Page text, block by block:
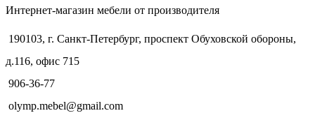
Интернет-магазин мебели от производителя
190103, г. Санкт-Петербург, проспект Обуховской обороны,
д.116, офис 715
906-36-77
olymp.mebel@gmail.com